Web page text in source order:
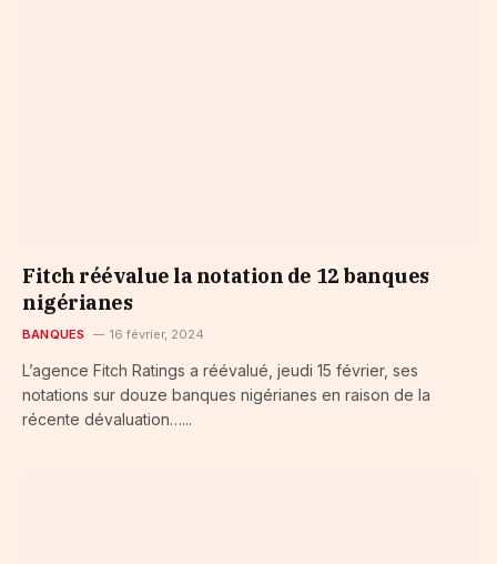
Fitch réévalue la notation de 12 banques
nigérianes
BANQUES 16 février, 2024
L’agence Fitch Ratings a réévalué, jeudi 15 février, ses
notations sur douze banques nigérianes en raison de la
récente dévaluation…...